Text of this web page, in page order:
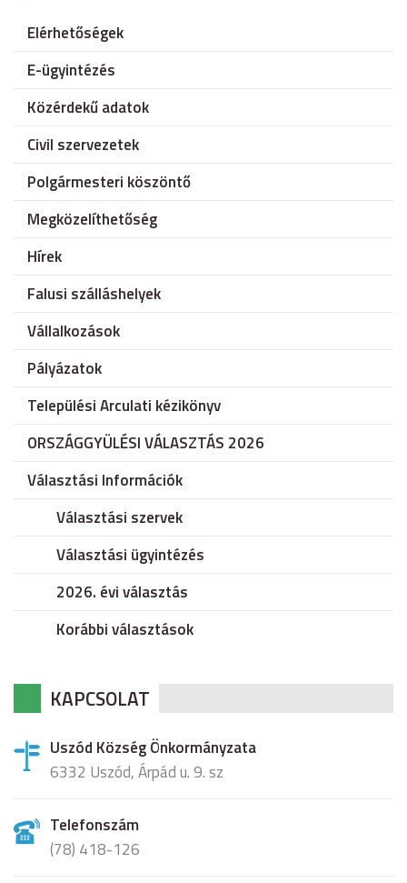
Elérhetőségek
E-ügyintézés
Közérdekű adatok
Civil szervezetek
Polgármesteri köszöntő
Megközelíthetőség
Hírek
Falusi szálláshelyek
Vállalkozások
Pályázatok
Települési Arculati kézikönyv
ORSZÁGGYÜLÉSI VÁLASZTÁS 2026
Választási Információk
Választási szervek
Választási ügyintézés
2026. évi választás
Korábbi választások
KAPCSOLAT
Uszód Község Önkormányzata
6332 Uszód, Árpád u. 9. sz
Telefonszám
(78) 418-126